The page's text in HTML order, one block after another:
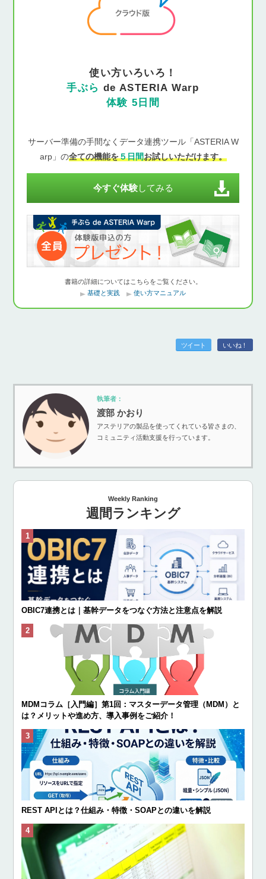
使い方いろいろ！
手ぶら de ASTERIA Warp
体験 5日間
サーバー準備の手間なくデータ連携ツール「ASTERIA W
arp」の全ての機能を５日間お試しいただけます。
今すぐ体験してみる
書籍の詳細についてはこちらをご覧ください。
基礎と実践
使い方マニュアル
ツイート いいね！
執筆者：
渡部 かおり
アステリアの製品を使ってくれている皆さまの、
コミュニティ活動支援を行っています。
Weekly Ranking
週間ランキング
OBIC7連携とは｜基幹データをつなぐ方法と注意点を解説
MDMコラム［入門編］第1回：マスターデータ管理（MDM）と
は？メリットや進め方、導入事例をご紹介！
REST APIとは？仕組み・特徴・SOAPとの違いを解説